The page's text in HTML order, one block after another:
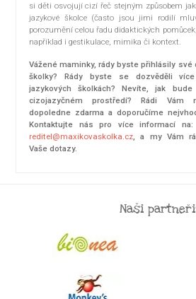
si děti osvojují cizí řeč stejným způsobem
jazykové školce (často jsou jimi rodilí
porozumění celou řadu didaktických
například i gestikulace, mimika či kontext.
Vážené maminky, rády byste přihlásily své
školky? Rády byste se dozvěděli
jazykových školkách? Nevíte, jak
cizojazyčném prostředí? Rádi Vám
dopoledne zdarma a doporučíme
Kontaktujte nás pro více informací
reditel@maxikovaskolka.cz, a my Vám
Vaše dotazy.
Naši